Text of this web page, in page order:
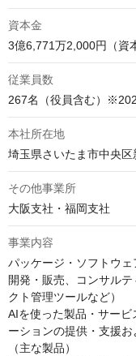
資本金
3億6,771万2,000円（資
従業員数
267名（役員含む）
本社所在地
埼玉県さいたま市中央
その他事業所
大阪支社・福岡支社
事業内容
パッケージ・ソフトウ
開発・販売、コンサル
クト管理ツールなど）
AIを使った製品・サー
ーションの提供・支援
（主な製品）